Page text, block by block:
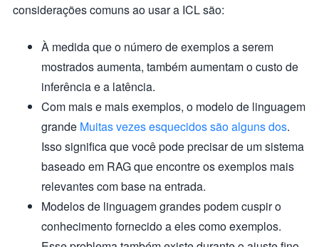
considerações comuns ao usar a ICL são:
À medida que o número de exemplos a serem
mostrados aumenta, também aumentam o custo de
inferência e a latência.
Com mais e mais exemplos, o modelo de linguagem
grande Muitas vezes esquecidos são alguns dos.
Isso significa que você pode precisar de um sistema
baseado em RAG que encontre os exemplos mais
relevantes com base na entrada.
Modelos de linguagem grandes podem cuspir o
conhecimento fornecido a eles como exemplos.